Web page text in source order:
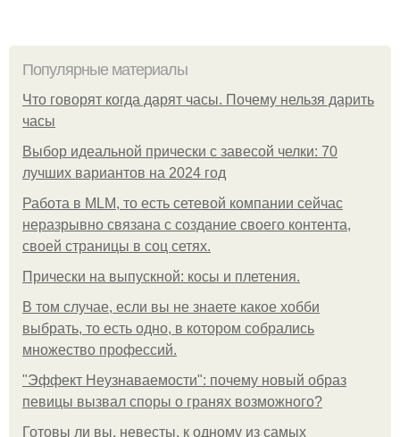
Популярные материалы
Что говорят когда дарят часы. Почему нельзя дарить
часы
Выбор идеальной прически с завесой челки: 70
лучших вариантов на 2024 год
Работа в MLM, то есть сетевой компании сейчас
неразрывно связана с создание своего контента,
своей страницы в соц сетях.
Прически на выпускной: косы и плетения.
В том случае, если вы не знаете какое хобби
выбрать, то есть одно, в котором собрались
множество профессий.
"Эффект Неузнаваемости": почему новый образ
певицы вызвал споры о гранях возможного?
Готовы ли вы, невесты, к одному из самых